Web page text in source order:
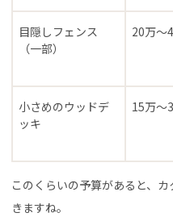
目隠しフェンス
（一部）
20万〜
小さめのウッドデ
ッキ
15万〜
このくらいの予算があると、
きますね。